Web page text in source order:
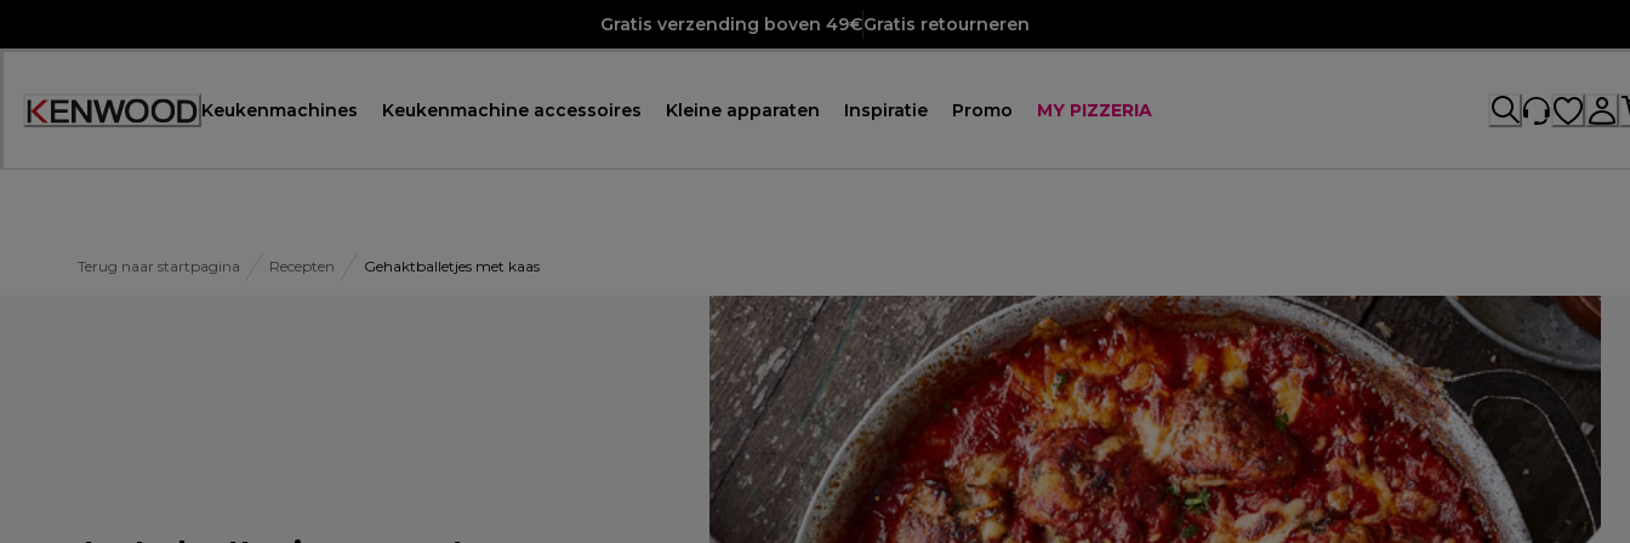
Gratis verzending boven 49€Gratis retourneren
Keukenmachines Keukenmachine accessoires Kleine apparaten Inspiratie Promo MY PIZZERIA
Terug naar startpagina Recepten Gehaktballetjes met kaas